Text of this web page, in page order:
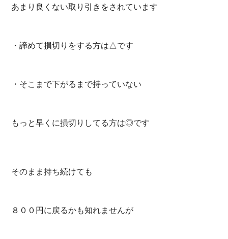
あまり良くない取り引きをされています
・諦めて損切りをする方は△です
・そこまで下がるまで持っていない
もっと早くに損切りしてる方は◎です
そのまま持ち続けても
８００円に戻るかも知れませんが